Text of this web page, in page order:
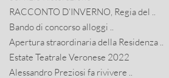
RACCONTO D’INVERNO, Regia del ..
Bando di concorso alloggi ..
Apertura straordinaria della Residenza ..
Estate Teatrale Veronese 2022
Alessandro Preziosi fa rivivere ..